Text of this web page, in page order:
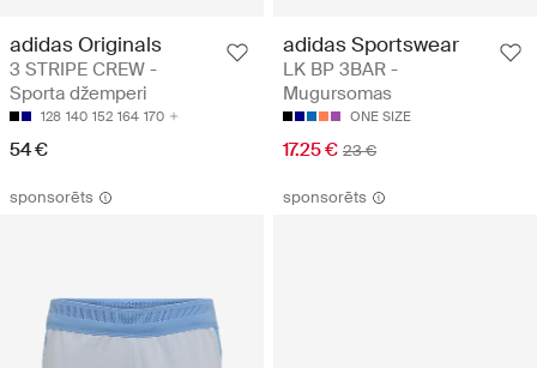
adidas Originals
3 STRIPE CREW -
Sporta džemperi
128 140 152 164 170
54 €
adidas Sportswear
LK BP 3BAR -
Mugursomas
ONE SIZE
17.25 € 23 €
sponsorēts sponsorēts